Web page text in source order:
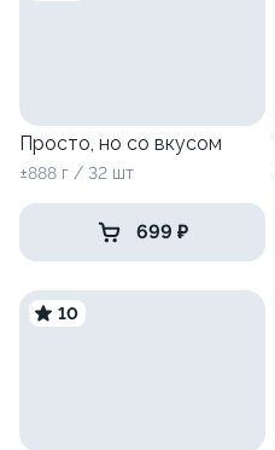
Просто, но со вкусом
±888 г / 32 шт
699 ₽
10